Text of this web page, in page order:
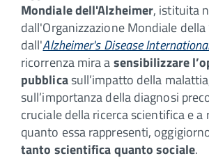
Mondiale dell'Alzheimer, istituita
dall'Organizzazione Mondiale della
dall'Alzheimer's Disease
ricorrenza mira asensibilizzare
pubblicasull’impatto della
sull’importanza della diagnosi
cruciale della ricerca scientifica e
quanto essa rappresenti,
tanto scientifica quanto sociale.